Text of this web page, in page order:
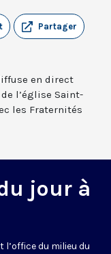
Partager
en direct
l’église Saint-
les Fraternités
jour à
l’office du milieu du